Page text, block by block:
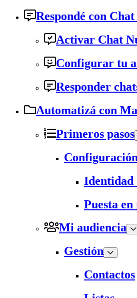
Respondé con
Activar Chat
Configurar tu
Responder
Automatizá con
Primeros pasos
Configuración
Identidad
Puesta
Mi audiencia
Gestión
Contactos